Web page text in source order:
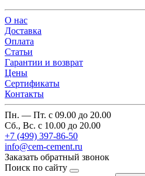
О нас
Доставка
Оплата
Cтатьи
Гарантии и возврат
Цены
Сертификаты
Контакты
Пн. — Пт. с 09.00 до 20.00
Сб., Вс. с 10.00 до 20.00
+7 (499) 397-86-50
info@cem-cement.ru
Заказать обратный звонок
Поиск по сайту